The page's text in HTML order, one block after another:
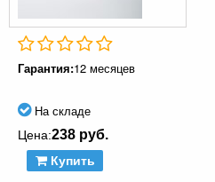
Гарантия:12 месяцев
На складе
Цена:238 руб.
Купить